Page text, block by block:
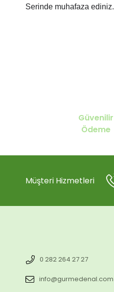
Serinde muhafaza ediniz.
Güvenilir
Ödeme
Müşteri Hizmetleri
0 282 264 27 27
info@gurmedenal.com